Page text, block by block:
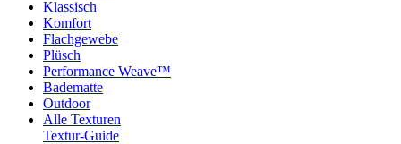
Klassisch
Komfort
Flachgewebe
Plüsch
Performance Weave™
Badematte
Outdoor
Alle Texturen
Textur-Guide